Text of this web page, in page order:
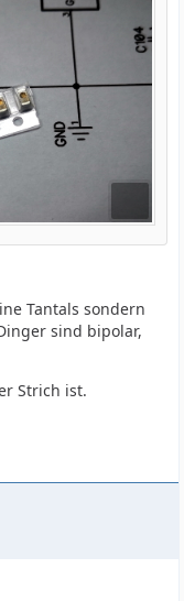
Tantals sondern
sind bipolar,
Strich ist.